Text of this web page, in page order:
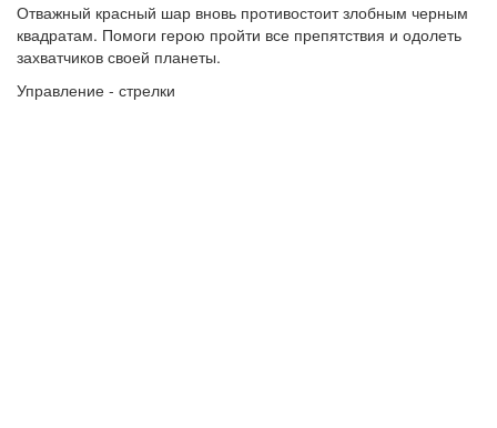
Отважный красный шар вновь противостоит злобным черным
квадратам. Помоги герою пройти все препятствия и одолеть
захватчиков своей планеты.
Управление - стрелки